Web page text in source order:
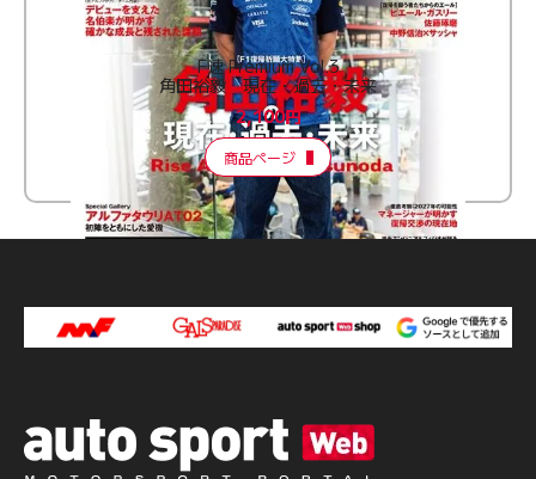
F速 Premium Vol.3
角田裕毅 現在・過去・未来
2,100円
商品ページ